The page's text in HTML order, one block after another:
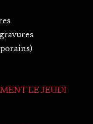
LE JEUDI